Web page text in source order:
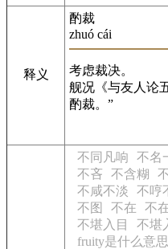
释义
酌裁
zhuó cái
考虑裁决。
舰况《与友人论
酌裁。”
不同凡响 不名
不吝
不含糊
不咸不淡
不哼
不图
不在 不
不堪入目
不堪
fruity是什么意思